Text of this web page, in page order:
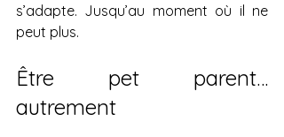
s’adapte. Jusqu’au moment où il ne
peut plus.
Être pet parent…
autrement